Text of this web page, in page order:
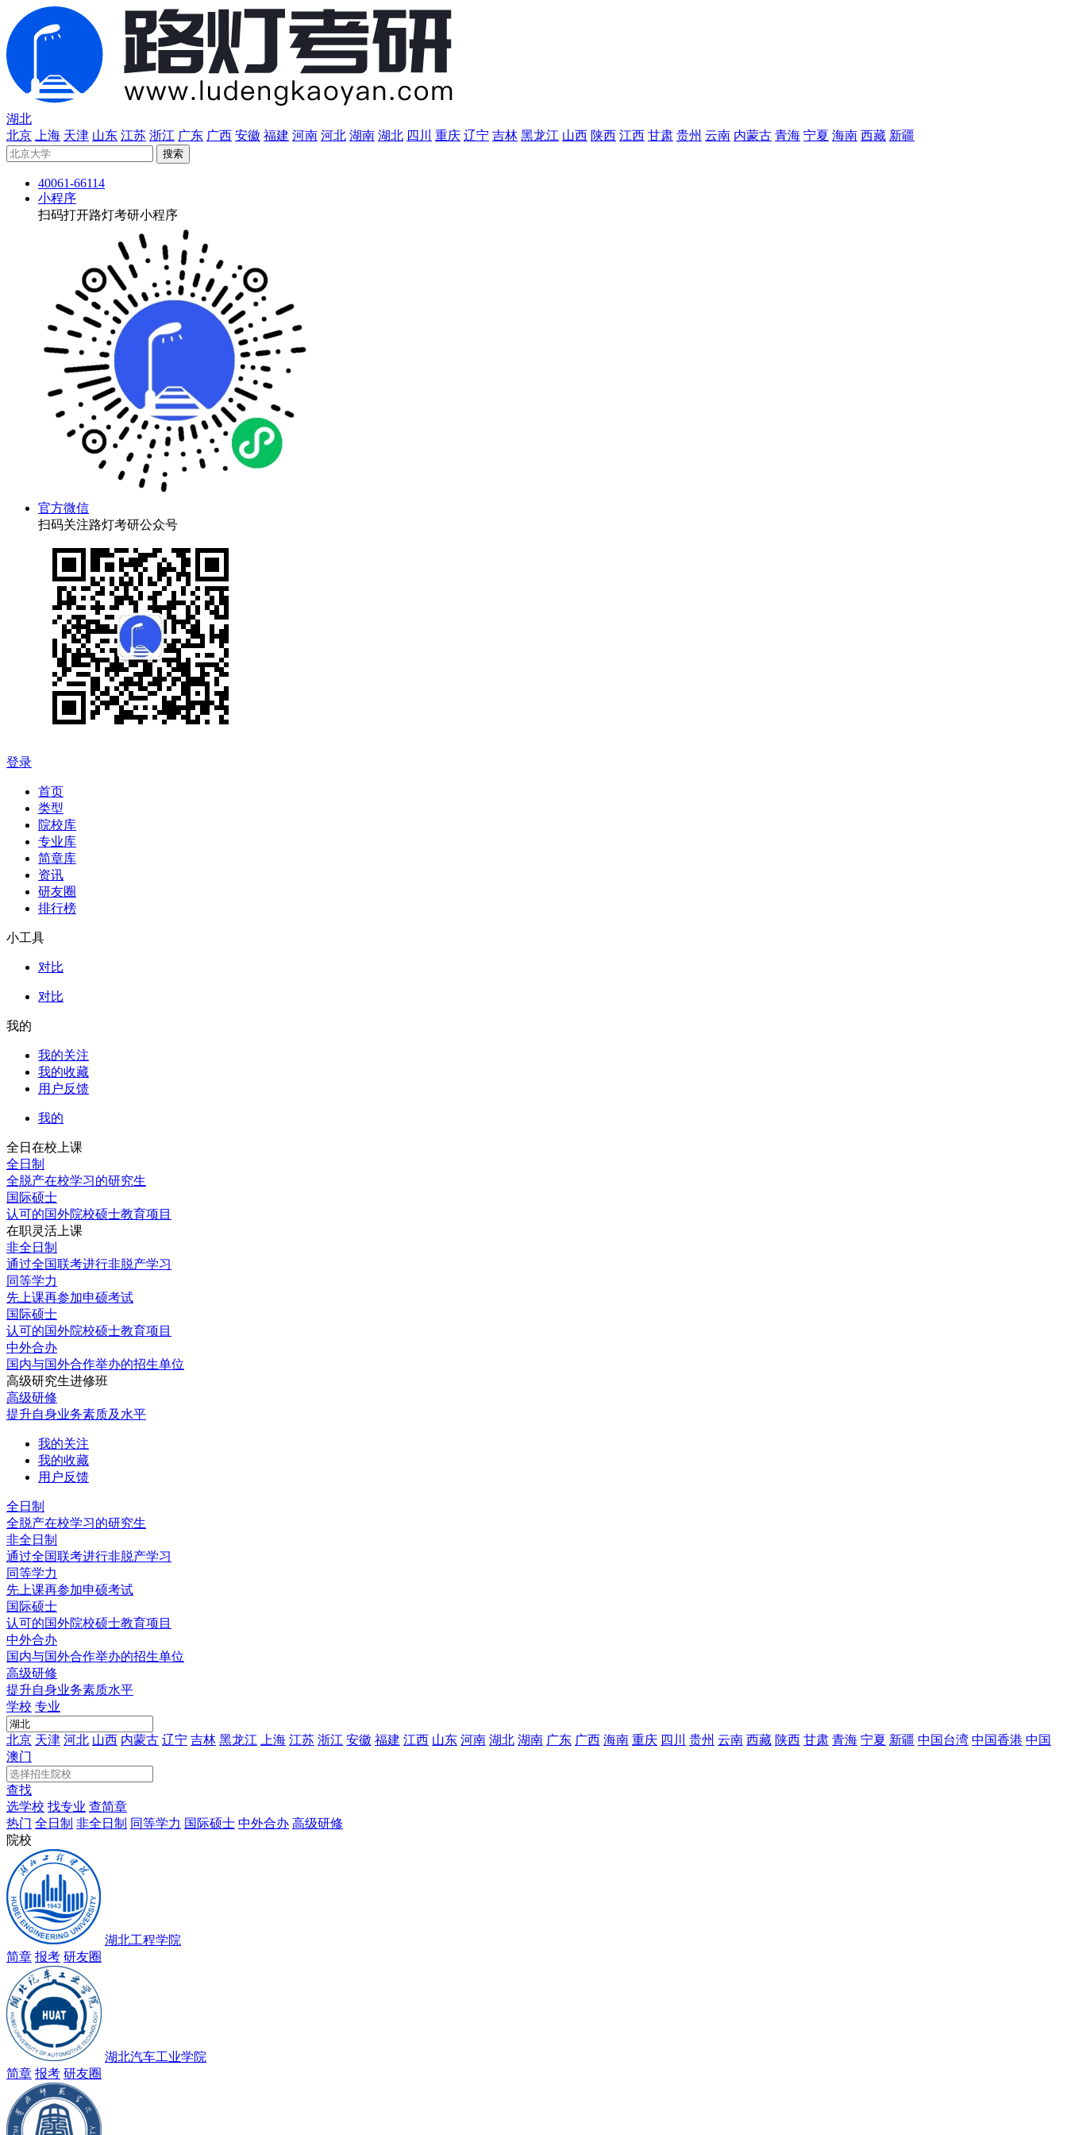
湖北
北京
上海 天津 山东 江苏 浙江 广东 广西 安徽 福建 河南 河北 湖南 湖北 四川 重庆 辽宁 吉林 黑龙江 山西 陕西 江西 甘肃 贵州 云南 内蒙古 青海 宁夏 海南 西藏 新疆
40061-66114
小程序
扫码打开路灯考研小程序
官方微信
扫码关注路灯考研公众号
登录
首页
类型
院校库
专业库
简章库
资讯
研友圈
排行榜
小工具
对比
对比
我的
我的关注
我的收藏
用户反馈
我的
全日在校上课
全日制
全脱产在校学习的研究生
国际硕士
认可的国外院校硕士教育项目
在职灵活上课
非全日制
通过全国联考进行非脱产学习
同等学力
先上课再参加申硕考试
国际硕士
认可的国外院校硕士教育项目
中外合办
国内与国外合作举办的招生单位
高级研究生进修班
高级研修
提升自身业务素质及水平
我的关注
我的收藏
用户反馈
全日制
全脱产在校学习的研究生
非全日制
通过全国联考进行非脱产学习
同等学力
先上课再参加申硕考试
国际硕士
认可的国外院校硕士教育项目
中外合办
国内与国外合作举办的招生单位
高级研修
提升自身业务素质水平
学校 专业
北京 天津 河北 山西 内蒙古 辽宁 吉林 黑龙江 上海 江苏 浙江 安徽 福建 江西 山东 河南 湖北 湖南 广东 广西 海南 重庆 四川 贵州 云南 西藏 陕西 甘肃 青海 宁夏 新疆 中国台湾 中国香港 中国
澳门
查找
选学校 找专业 查简章
热门 全日制 非全日制 同等学力 国际硕士 中外合办 高级研修
院校
湖北工程学院
简章 报考 研友圈
湖北汽车工业学院
简章 报考 研友圈